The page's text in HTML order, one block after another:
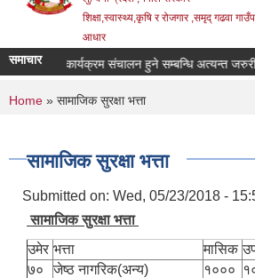
शिक्षा,स्वास्थ्य,कृषि र रोजगार ,समृद् गढवा
आधार
समाचार
सुनुवाई कार्यक्रम संचालन हुने सम्बन्धि अत्यन्त जरुरी
You are here
Home » सामाजिक सुरक्षा भत्ता
सामाजिक सुरक्षा भत्ता
Submitted on: Wed, 05/23/2018 -
सामाजिक सुरक्षा भत्ता
उमेर भत्ता मासिक
७०
जेष्ठ नागरिक(अन्य) १०००